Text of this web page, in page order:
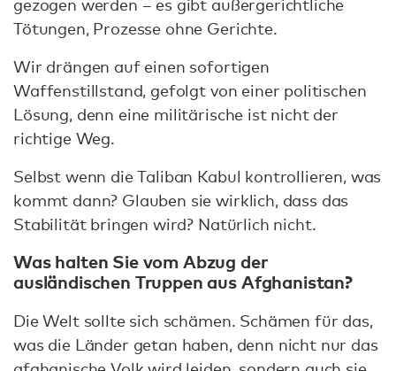
gezogen werden – es gibt außergerichtliche
Tötungen, Prozesse ohne Gerichte.
Wir drängen auf einen sofortigen
Waffenstillstand, gefolgt von einer politischen
Lösung, denn eine militärische ist nicht der
richtige Weg.
Selbst wenn die Taliban Kabul kontrollieren, was
kommt dann? Glauben sie wirklich, dass das
Stabilität bringen wird? Natürlich nicht.
Was halten Sie vom Abzug der
ausländischen Truppen aus Afghanistan?
Die Welt sollte sich schämen. Schämen für das,
was die Länder getan haben, denn nicht nur das